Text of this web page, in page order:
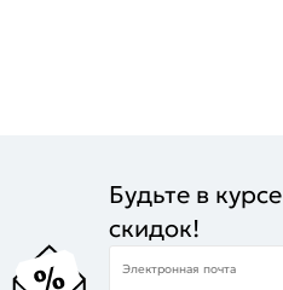
Будьте в
скидок!
Электронная почта